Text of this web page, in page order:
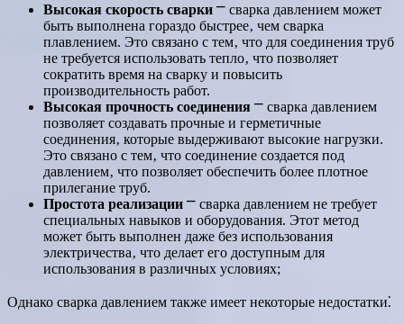
Высокая скорость сварки ⎻ сварка давлением может
быть выполнена гораздо быстрее‚ чем сварка
плавлением. Это связано с тем‚ что для соединения труб
не требуется использовать тепло‚ что позволяет
сократить время на сварку и повысить
производительность работ.
Высокая прочность соединения ⎻ сварка давлением
позволяет создавать прочные и герметичные
соединения‚ которые выдерживают высокие нагрузки.
Это связано с тем‚ что соединение создается под
давлением‚ что позволяет обеспечить более плотное
прилегание труб.
Простота реализации ⎻ сварка давлением не требует
специальных навыков и оборудования. Этот метод
может быть выполнен даже без использования
электричества‚ что делает его доступным для
использования в различных условиях;
Однако сварка давлением также имеет некоторые недостатки⁚